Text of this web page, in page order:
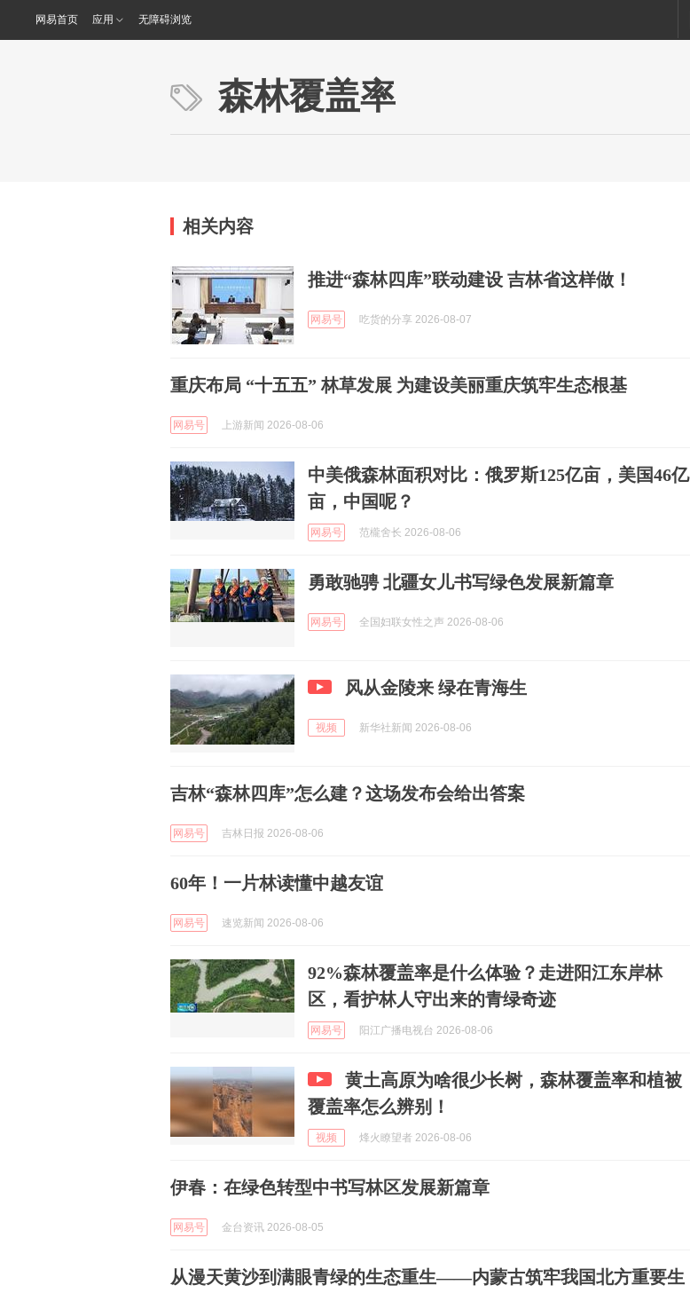
网易首页 应用 无障碍浏览
森林覆盖率
相关内容
推进“森林四库”联动建设 吉林省这样做！
网易号 吃货的分享 2026-08-07
重庆布局 “十五五” 林草发展 为建设美丽重庆筑牢生态根基
网易号 上游新闻 2026-08-06
中美俄森林面积对比：俄罗斯125亿亩，美国46亿
亩，中国呢？
网易号 范櫳舍长 2026-08-06
勇敢驰骋 北疆女儿书写绿色发展新篇章
网易号 全国妇联女性之声 2026-08-06
风从金陵来 绿在青海生
视频 新华社新闻 2026-08-06
吉林“森林四库”怎么建？这场发布会给出答案
网易号 吉林日报 2026-08-06
60年！一片林读懂中越友谊
网易号 速览新闻 2026-08-06
92%森林覆盖率是什么体验？走进阳江东岸林
区，看护林人守出来的青绿奇迹
网易号 阳江广播电视台 2026-08-06
黄土高原为啥很少长树，森林覆盖率和植被
覆盖率怎么辨别！
视频 烽火瞭望者 2026-08-06
伊春：在绿色转型中书写林区发展新篇章
网易号 金台资讯 2026-08-05
从漫天黄沙到满眼青绿的生态重生——内蒙古筑牢我国北方重要生